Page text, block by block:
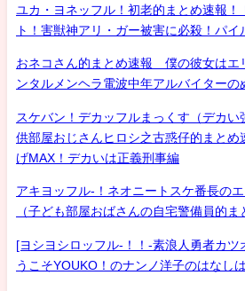
ユカ・ヨネッフル！初老的まとめ速報！
ト！害獣神アリ・ガー被害に必殺！パイ
おネコさん的まとめ速報 僕の彼女はエ
ンタルメンヘラ電波中年アルバイターの
スケバン！デカッフルまっくす（デカ
供部屋おじさんヒロシ之古惑仔的まとめ
げMAX！デカいは正義刑事編
アキヨッフル-！ネオニートスケ番長の
（子ども部屋おばさんの自宅警備員的ま
[ヨシヨシロッフル-！！-素浪人勇者カツ
うこそYOUKO！のナンノ洋子のはなし